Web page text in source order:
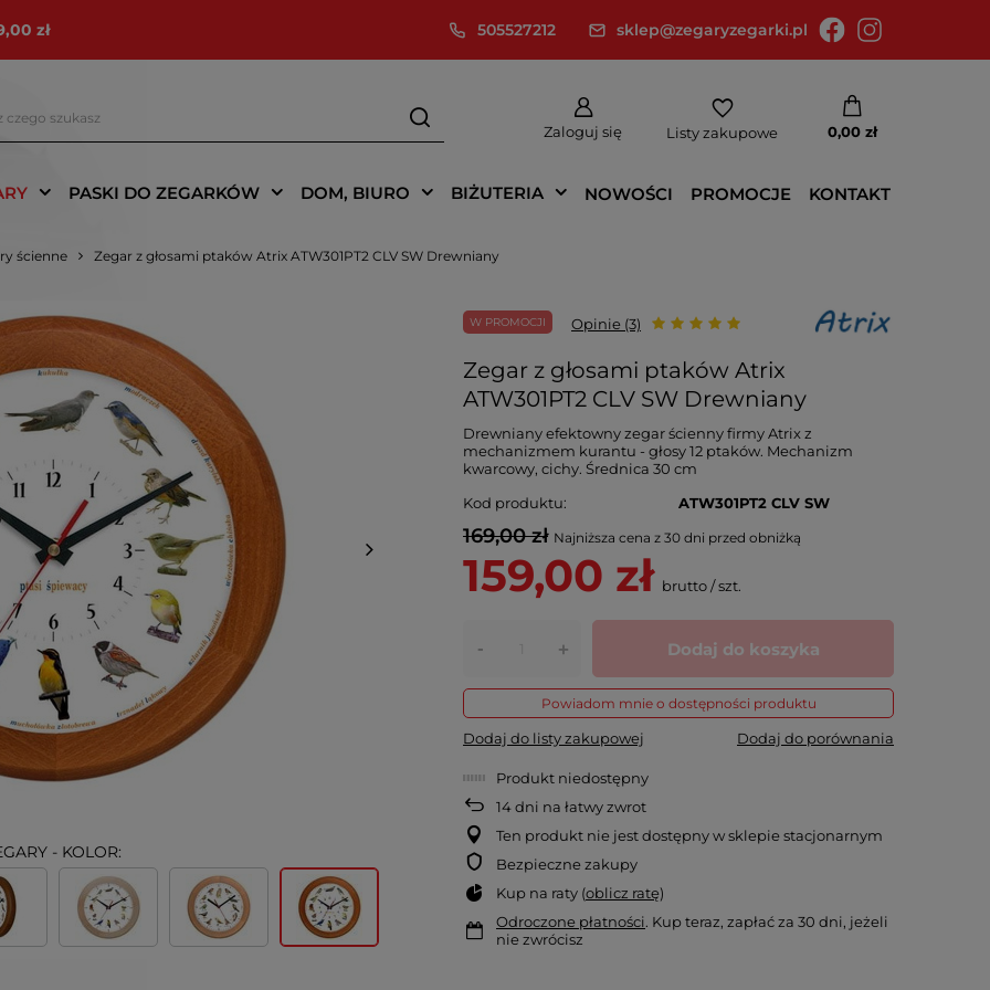
zł 505527212 sklep@zegaryzegarki.pl
Zaloguj się Listy zakupowe 0,00 zł
PASKI DO ZEGARKÓW DOM, BIURO BIŻUTERIA NOWOŚCI PROMOCJE KONTAKT
ścienne Zegar z głosami ptaków Atrix ATW301PT2 CLV SW Drewniany
- KOLOR:
W PROMOCJI Opinie (3)
Zegar z głosami ptaków Atrix
ATW301PT2 CLV SW Drewniany
Drewniany efektowny zegar ścienny firmy Atrix z
mechanizmem kurantu - głosy 12 ptaków. Mechanizm
kwarcowy, cichy. Średnica 30 cm
Kod produktu
ATW301PT2 CLV SW
169,00 zł Najniższa cena z 30 dni przed obniżką
159,00 zł brutto/szt.
- + Dodaj do koszyka
Powiadom mnie o dostępności produktu
Dodaj do listy zakupowej Dodaj do porównania
Produkt niedostępny
14dni na łatwy zwrot
Ten produkt nie jest dostępny w sklepie stacjonarnym
Bezpieczne zakupy
Kup na raty (oblicz ratę)
Odroczone płatności. Kup teraz, zapłać za 30 dni, jeżeli
nie zwrócisz